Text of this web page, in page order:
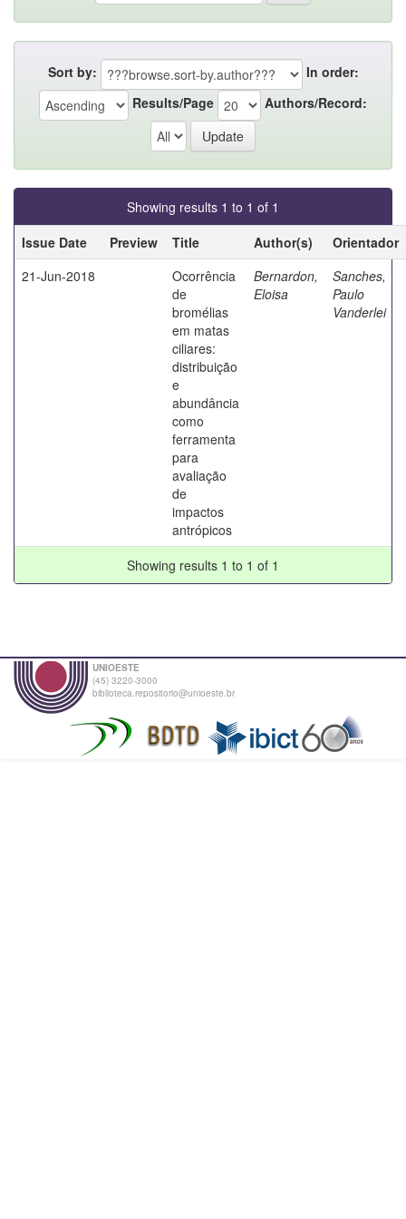
Sort by:
In order:
Results/Page
Authors/Record:
Showing results 1 to 1 of 1
Issue Date
Preview Title Author(s)
Orientador
21-Jun-2018
Ocorrência
de
bromélias
em matas
ciliares:
distribuição
e
abundância
como
ferramenta
para
avaliação
de
impactos
antrópicos
Bernardon,
Eloisa
Sanches,
Paulo
Vanderlei
Showing results 1 to 1 of 1
UNIOESTE
(45) 3220-3000
biblioteca.repositorio@unioeste.br